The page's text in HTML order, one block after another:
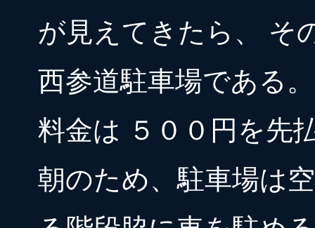
が見えてきたら、 そ
西参道駐車場である。
料金は ５００円を先
朝のため、駐車場は